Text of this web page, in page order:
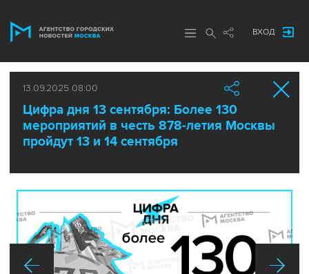
ВХОД
13.09.2025 08:00
Цифра дня 13 сентября: Более 130
мероприятий в честь 878-летия Москвы
пройдут 13 и 14 сентября